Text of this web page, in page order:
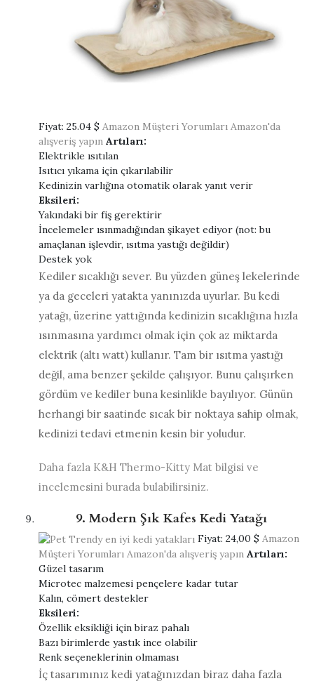
Fiyat: 25.04 $ Amazon Müşteri Yorumları Amazon'da
alışveriş yapın Artıları:
Elektrikle ısıtılan
Isıtıcı yıkama için çıkarılabilir
Kedinizin varlığına otomatik olarak yanıt verir
Eksileri:
Yakındaki bir fiş gerektirir
İncelemeler ısınmadığından şikayet ediyor (not: bu
amaçlanan işlevdir, ısıtma yastığı değildir)
Destek yok
Kediler sıcaklığı sever. Bu yüzden güneş lekelerinde
ya da geceleri yatakta yanınızda uyurlar. Bu kedi
yatağı, üzerine yattığında kedinizin sıcaklığına hızla
ısınmasına yardımcı olmak için çok az miktarda
elektrik (altı watt) kullanır. Tam bir ısıtma yastığı
değil, ama benzer şekilde çalışıyor. Bunu çalışırken
gördüm ve kediler buna kesinlikle bayılıyor. Günün
herhangi bir saatinde sıcak bir noktaya sahip olmak,
kedinizi tedavi etmenin kesin bir yoludur.
Daha fazla K&H Thermo-Kitty Mat bilgisi ve
incelemesini burada bulabilirsiniz.
9. Modern Şık Kafes Kedi Yatağı
Fiyat: 24,00 $ Amazon
Müşteri Yorumları Amazon'da alışveriş yapın Artıları:
Güzel tasarım
Microtec malzemesi pençelere kadar tutar
Kalın, cömert destekler
Eksileri:
Özellik eksikliği için biraz pahalı
Bazı birimlerde yastık ince olabilir
Renk seçeneklerinin olmaması
İç tasarımınız kedi yatağınızdan biraz daha fazla